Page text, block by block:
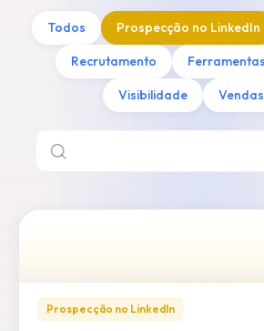
Todos Prospecção no LinkedIn
Recrutamento
Visibilidade
Prospecção no LinkedIn